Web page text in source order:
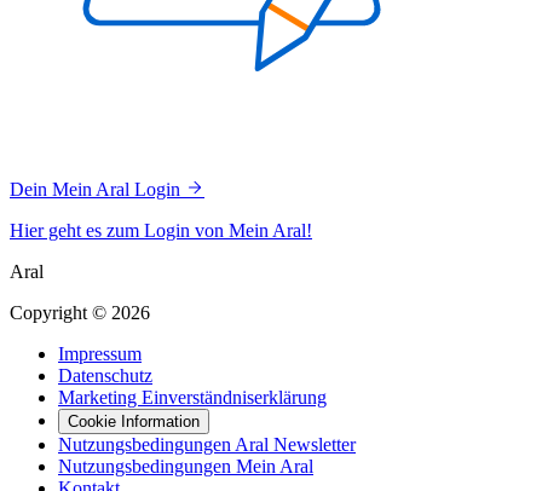
Dein Mein Aral Login
Hier geht es zum Login von Mein Aral!
Aral
Copyright © 2026
Impressum
Datenschutz
Marketing Einverständniserklärung
Cookie Information
Nutzungsbedingungen Aral Newsletter
Nutzungsbedingungen Mein Aral